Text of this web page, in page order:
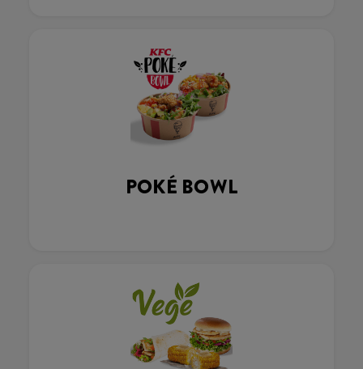
POKÉ BOWL